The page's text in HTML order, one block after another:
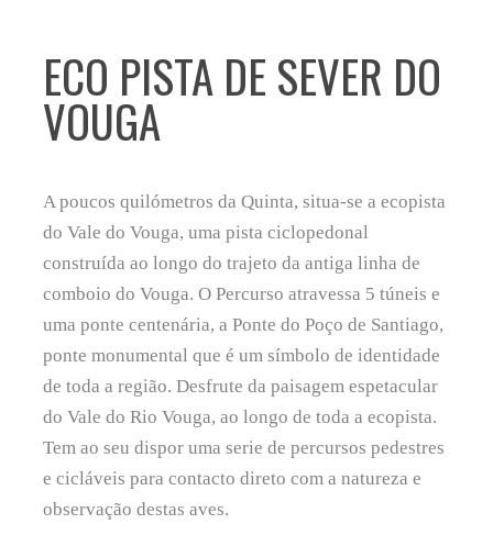
ECO PISTA DE SEVER DO
VOUGA
A poucos quilómetros da Quinta, situa-se a ecopista
do Vale do Vouga, uma pista ciclopedonal
construída ao longo do trajeto da antiga linha de
comboio do Vouga. O Percurso atravessa 5 túneis e
uma ponte centenária, a Ponte do Poço de Santiago,
ponte monumental que é um símbolo de identidade
de toda a região. Desfrute da paisagem espetacular
do Vale do Rio Vouga, ao longo de toda a ecopista.
Tem ao seu dispor uma serie de percursos pedestres
e cicláveis para contacto direto com a natureza e
observação destas aves.